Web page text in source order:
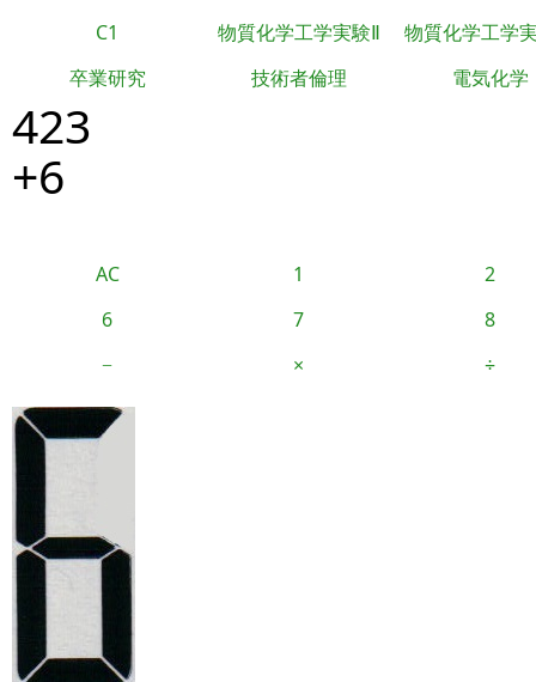
C1 物質化学工学実験Ⅱ
物質化学工学
卒業研究
技術者倫理 電気化学
423
+6
AC 1
2
6
7
8
−
× ÷